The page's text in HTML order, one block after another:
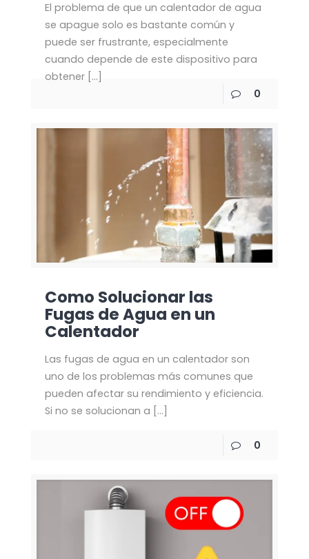
El problema de que un calentador de agua
se apague solo es bastante común y
puede ser frustrante, especialmente
cuando depende de este dispositivo para
obtener[…]
0
Como Solucionar las
Fugas de Agua en un
Calentador
Las fugas de agua en un calentador son
uno de los problemas más comunes que
pueden afectar su rendimiento y eficiencia.
Si no se solucionan a […]
0